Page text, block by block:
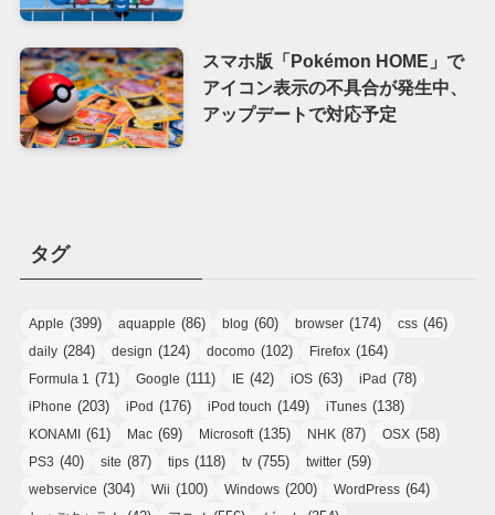
スマホ版「Pokémon HOME」で
アイコン表示の不具合が発生中、
アップデートで対応予定
タグ
Apple (399) aquapple (86) blog (60) browser (174) css (46)
daily (284) design (124) docomo (102) Firefox (164)
Formula 1 (71) Google (111) IE (42) iOS (63) iPad (78)
iPhone (203) iPod (176) iPod touch (149) iTunes (138)
KONAMI (61) Mac (69) Microsoft (135) NHK (87) OSX (58)
PS3 (40) site (87) tips (118) tv (755) twitter (59)
webservice (304) Wii (100) Windows (200) WordPress (64)